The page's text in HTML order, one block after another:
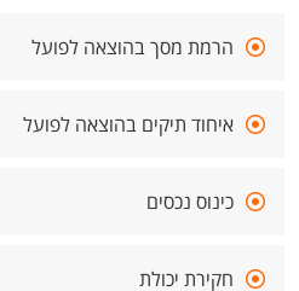
הרמת מסך בהוצאה לפועל
איחוד תיקים בהוצאה לפועל
כינוס נכסים
חקירת יכולת